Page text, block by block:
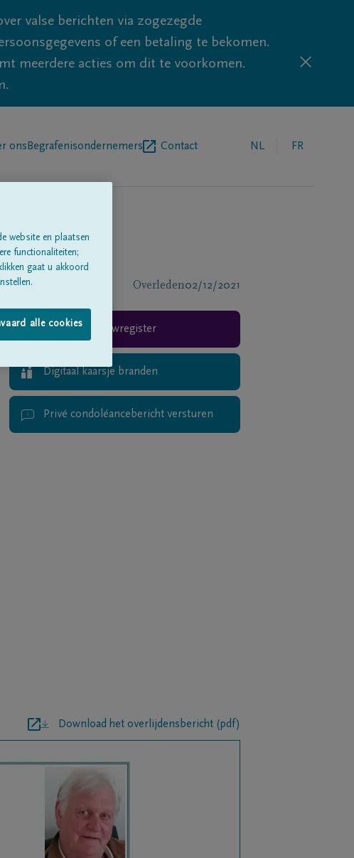
valse berichten via zogezegde
of een betaling te bekomen.
meerdere acties om dit te voorkomen.
ons Begrafenisondernemers Contact NL FR
Overleden02/12/2021
Rouwregister
Digitaal kaarsje branden
Privé condoléancebericht versturen
Download het overlijdensbericht (pdf)
website en plaatsen
functionaliteiten;
gaat u akkoord
alle cookies